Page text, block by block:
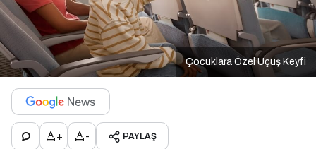
Çocuklara Özel Uçuş Keyfi
+ - PAYLAŞ